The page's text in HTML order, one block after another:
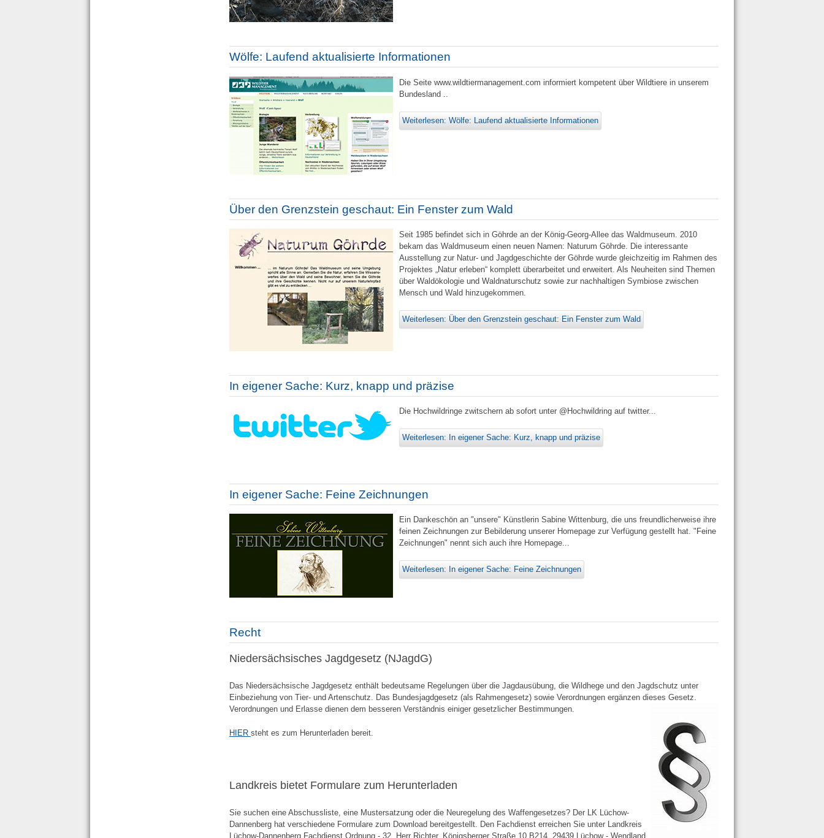
Wölfe: Laufend aktualisierte Informationen
Die Seite www.wildtiermanagement.com informiert kompetent über Wildtiere in unserem
Bundesland ..
Weiterlesen: Wölfe: Laufend aktualisierte Informationen
Über den Grenzstein geschaut: Ein Fenster zum Wald
Seit 1985 befindet sich in Göhrde an der König-Georg-Allee das Waldmuseum. 2010
bekam das Waldmuseum einen neuen Namen: Naturum Göhrde. Die interessante
Ausstellung zur Natur- und Jagdgeschichte der Göhrde wurde gleichzeitig im Rahmen des
Projektes „Natur erleben“ komplett überarbeitet und erweitert. Als Neuheiten sind Themen
über Waldökologie und Waldnaturschutz sowie zur nachhaltigen Symbiose zwischen
Mensch und Wald hinzugekommen.
Weiterlesen: Über den Grenzstein geschaut: Ein Fenster zum Wald
In eigener Sache: Kurz, knapp und präzise
Die Hochwildringe zwitschern ab sofort unter @Hochwildring auf twitter...
Weiterlesen: In eigener Sache: Kurz, knapp und präzise
In eigener Sache: Feine Zeichnungen
Ein Dankeschön an "unsere" Künstlerin Sabine Wittenburg, die uns freundlicherweise ihre
feinen Zeichnungen zur Bebilderung unserer Homepage zur Verfügung gestellt hat. "Feine
Zeichnungen" nennt sich auch ihre Homepage...
Weiterlesen: In eigener Sache: Feine Zeichnungen
Recht
Niedersächsisches Jagdgesetz (NJagdG)
Das Niedersächsische Jagdgesetz enthält bedeutsame Regelungen über die Jagdausübung, die Wildhege und den Jagdschutz unter
Einbeziehung von Tier- und Artenschutz. Das Bundesjagdgesetz (als Rahmengesetz) sowie Verordnungen ergänzen dieses Gesetz.
Verordnungen und Erlasse dienen dem besseren Verständnis einiger gesetzlicher Bestimmungen.
HIER steht es zum Herunterladen bereit.
Landkreis bietet Formulare zum Herunterladen
Sie suchen eine Abschussliste, eine Mustersatzung oder die Neuregelung des Waffengesetzes? Der LK Lüchow-
Dannenberg hat verschiedene Formulare zum Download bereitgestellt. Den Fachdienst erreichen Sie unter Landkreis
Lüchow-Dannenberg Fachdienst Ordnung - 32, Herr Richter, Königsberger Straße 10 B214, 29439 Lüchow - Wendland,